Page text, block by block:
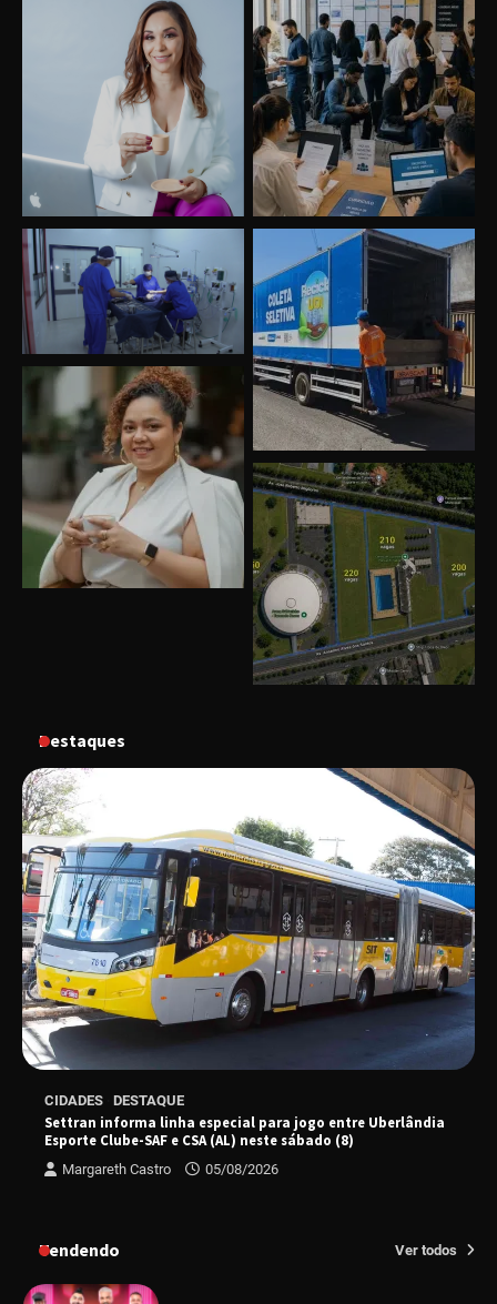
Destaques
CIDADES DESTAQUE
Settran informa linha especial para jogo entre Uberlândia
Esporte Clube-SAF e CSA (AL) neste sábado (8)
Margareth Castro 05/08/2026
Tendendo Ver todos
Uberlândia recebe o projeto “Experiência Rio”
no dia 17 de junho
“Vozes pela Vida” celebra 10 anos com show
“Uma prosa de valor” é o tema da roda de
conversa com o diretor e a produtora do
espetáculo Bárbara
“Tom na Fazenda” retorna à Uberlândia após
sucesso absoluto em 2025
Senac em Uberlândia oferece curso gratuito
de Tricologia e Terapia Capilar